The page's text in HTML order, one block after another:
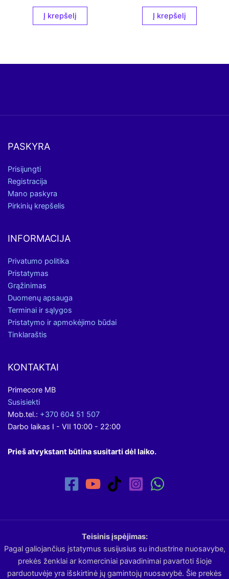
Į krepšelį Į krepšelį
PASKYRA
Prisijungti
Registracija
Mano paskyra
Pirkinių krepšelis
INFORMACIJA
Privatumo politika
Pristatymas
Grąžinimas
Duomenų apsauga
Terminai ir sąlygos
Pristatymo ir apmokėjimo būdai
Tinklaraštis
KONTAKTAI
Primecore MB
Susisiekti
Mob.tel.: +370 604 51 507
Darbo laikas I - VII 10:00 - 22:00
Prieš atvykstant būtina susitarti dėl laiko.
Teisinis įspėjimas:
Pagal galiojančius įstatymus susijusius su industrine nuosavybe,
prekės ženklai ar komerciniai pavadinimai pavartoti šioje
parduotuvėje yra išskirtinė jų gamintojų nuosavybė. Šie prekės